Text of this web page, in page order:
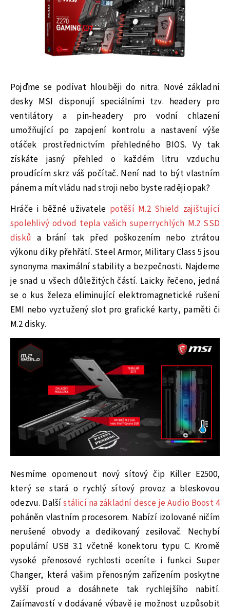
Pojďme se podívat hlouběji do nitra. Nové základní
desky MSI disponují speciálními tzv. headery pro
ventilátory a pin-headery pro vodní chlazení
umožňující po zapojení kontrolu a nastavení výše
otáček prostřednictvím přehledného BIOS. Vy tak
získáte jasný přehled o každém litru vzduchu
proudícím skrz váš počítač. Není nad to být vlastním
pánem a mít vládu nad stroji nebo byste raději opak?
Hráče i běžné uživatele potěší M.2 Shield zajištující
spolehlivý odvod tepla vašich superrychlých M.2 SSD
disků a brání tak před poškozením nebo ztrátou
výkonu díky přehřátí. Steel Armor, Military Class 5 jsou
synonyma maximální stability a bezpečnosti. Najdeme
je snad u všech důležitých částí. Laicky řečeno, jedná
se o kus železa eliminující elektromagnetické rušení
EMI nebo vyztužený slot pro grafické karty, paměti či
M.2 disky.
Nesmíme opomenout nový sítový čip Killer E2500,
který se stará o rychlý sítový provoz a bleskovou
odezvu. Dalšístálicí na základní desce je Audio Boost 4
poháněn vlastním procesorem. Nabízí izolované ničím
nerušené obvody a dedikovaný zesilovač. Nechybí
populární USB 3.1 včetně konektoru typu C. Kromě
vysoké přenosové rychlosti oceníte i funkci Super
Changer, která vašim přenosným zařízením poskytne
vyšší proud a dosáhnete tak rychlejšího nabití.
Zajímavostí v dodávané výbavě je možnost uzpůsobit